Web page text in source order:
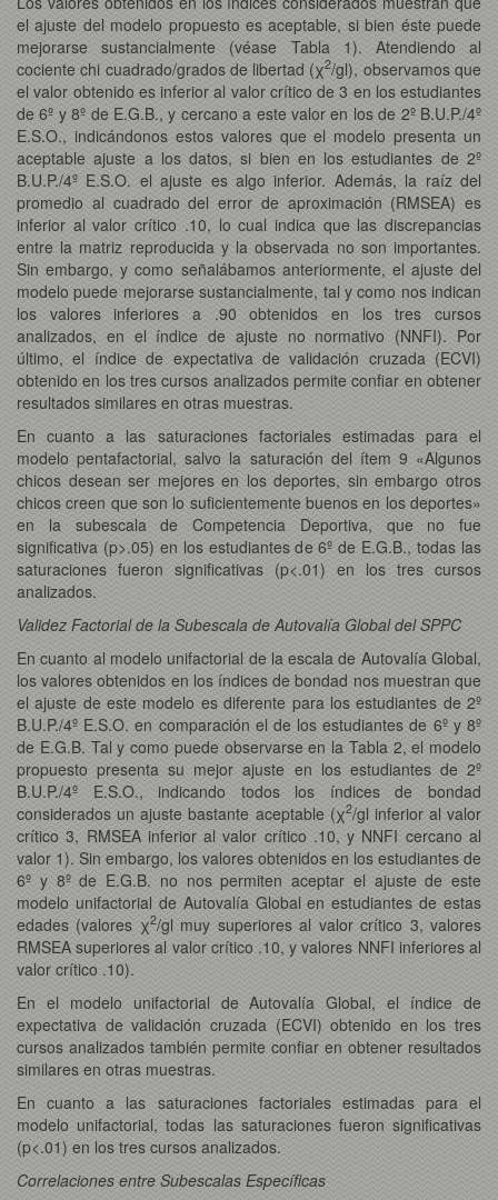
el ajuste del modelo propuesto es aceptable, si bien éste puede
mejorarse sustancialmente (véase Tabla 1). Atendiendo al
cociente chi cuadrado/grados de libertad (χ2/gl), observamos que
el valor obtenido es inferior al valor crítico de 3 en los estudiantes
de 6º y 8º de E.G.B., y cercano a este valor en los de 2º B.U.P./4º
E.S.O., indicándonos estos valores que el modelo presenta un
aceptable ajuste a los datos, si bien en los estudiantes de 2º
B.U.P./4º E.S.O. el ajuste es algo inferior. Además, la raíz del
promedio al cuadrado del error de aproximación (RMSEA) es
inferior al valor crítico .10, lo cual indica que las discrepancias
entre la matriz reproducida y la observada no son importantes.
Sin embargo, y como señalábamos anteriormente, el ajuste del
modelo puede mejorarse sustancialmente, tal y como nos indican
los valores inferiores a .90 obtenidos en los tres cursos
analizados, en el índice de ajuste no normativo (NNFI). Por
último, el índice de expectativa de validación cruzada (ECVI)
obtenido en los tres cursos analizados permite confiar en obtener
resultados similares en otras muestras.
En cuanto a las saturaciones factoriales estimadas para el
modelo pentafactorial, salvo la saturación del ítem 9 «Algunos
chicos desean ser mejores en los deportes, sin embargo otros
chicos creen que son lo suficientemente buenos en los deportes»
en la subescala de Competencia Deportiva, que no fue
significativa (p>.05) en los estudiantes de 6º de E.G.B., todas las
saturaciones fueron significativas (p<.01) en los tres cursos
analizados.
Validez Factorial de la Subescala de Autovalía Global del SPPC
En cuanto al modelo unifactorial de la escala de Autovalía Global,
los valores obtenidos en los índices de bondad nos muestran que
el ajuste de este modelo es diferente para los estudiantes de 2º
B.U.P./4º E.S.O. en comparación el de los estudiantes de 6º y 8º
de E.G.B. Tal y como puede observarse en la Tabla 2, el modelo
propuesto presenta su mejor ajuste en los estudiantes de 2º
B.U.P./4º E.S.O., indicando todos los índices de bondad
considerados un ajuste bastante aceptable (χ2/gl inferior al valor
crítico 3, RMSEA inferior al valor crítico .10, y NNFI cercano al
valor 1). Sin embargo, los valores obtenidos en los estudiantes de
6º y 8º de E.G.B. no nos permiten aceptar el ajuste de este
modelo unifactorial de Autovalía Global en estudiantes de estas
edades (valores χ2/gl muy superiores al valor crítico 3, valores
RMSEA superiores al valor crítico .10, y valores NNFI inferiores al
valor crítico .10).
En el modelo unifactorial de Autovalía Global, el índice de
expectativa de validación cruzada (ECVI) obtenido en los tres
cursos analizados también permite confiar en obtener resultados
similares en otras muestras.
En cuanto a las saturaciones factoriales estimadas para el
modelo unifactorial, todas las saturaciones fueron significativas
(p<.01) en los tres cursos analizados.
Correlaciones entre Subescalas Específicas